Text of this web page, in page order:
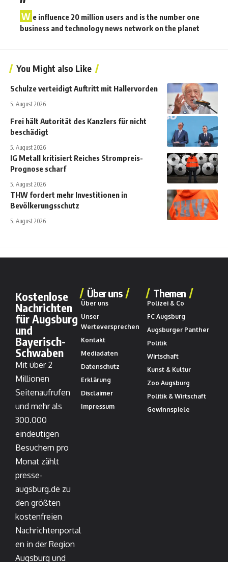
W e influence 20 million users and is the number one
business and technology news network on the planet
You Might also Like
Schulze verteidigt Auftritt mit Hallervorden
5. August 2026
Frei hält Autorität des Kanzlers für nicht
beschädigt
5. August 2026
IG Metall kritisiert Reiches Strompreis-
Prognose scharf
5. August 2026
THW fordert mehr Investitionen in
Bevölkerungsschutz
5. August 2026
Kostenlose
Nachrichten
für Augsburg
und
Bayerisch-
Schwaben
Mit über 2
Millionen
Seitenaufrufen
und mehr als
300.000
eindeutigen
Besuchern pro
Monat zählt
presse-
augsburg.de zu
den größten
kostenfreien
Nachrichtenportal
en in der Region
Augsburg und
Über uns
Über uns
Unser
Werteversprechen
Kontakt
Mediadaten
Datenschutz
Erklärung
Disclaimer
Impressum
Themen
Polizei & Co
FC Augsburg
Augsburger Panther
Politik
Wirtschaft
Kunst & Kultur
Zoo Augsburg
Politik & Wirtschaft
Gewinnspiele